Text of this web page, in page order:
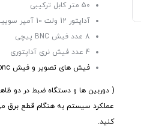
50 متر کابل ترکیبی
آداپتور 12 ولت 10 آمپر سوییچ
8 عدد فیش BNC پیچی
4 عدد فیش نری آداپتوری
فیش های تصویر و فیش bnc مورد نیاز
( دوربین ها و دستگاه ضبط در دو
کنید.